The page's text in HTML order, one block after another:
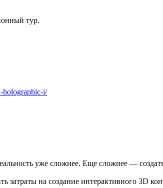
тур.
holographic-i/
уже сложнее. Еще сложнее —
затраты на создание интерактивного 3D